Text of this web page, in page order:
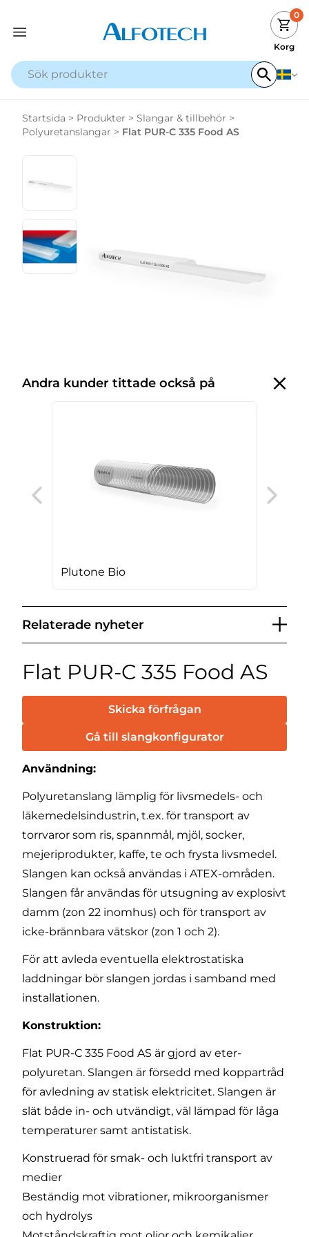
0
Korg
Startsida > Produkter > Slangar & tillbehör >
Polyuretanslangar > Flat PUR-C 335 Food AS
Andra kunder tittade också på
Plutone Bio
Relaterade nyheter
Flat PUR-C 335 Food AS
Skicka förfrågan
Gå till slangkonfigurator
Användning:
Polyuretanslang lämplig för livsmedels- och
läkemedelsindustrin, t.ex. för transport av
torrvaror som ris, spannmål, mjöl, socker,
mejeriprodukter, kaffe, te och frysta livsmedel.
Slangen kan också användas i ATEX-områden.
Slangen får användas för utsugning av explosivt
damm (zon 22 inomhus) och för transport av
icke-brännbara vätskor (zon 1 och 2).
För att avleda eventuella elektrostatiska
laddningar bör slangen jordas i samband med
installationen.
Konstruktion:
Flat PUR-C 335 Food AS är gjord av eter-
polyuretan. Slangen är försedd med koppartråd
för avledning av statisk elektricitet. Slangen är
slät både in- och utvändigt, väl lämpad för låga
temperaturer samt antistatisk.
Konstruerad för smak- och luktfri transport av
medier
Beständig mot vibrationer, mikroorganismer
och hydrolys